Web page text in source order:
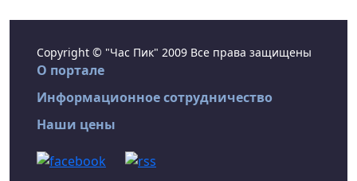
Copyright © "Час Пик" 2009 Все права защищены
О портале
Информационное сотрудничество
Наши цены